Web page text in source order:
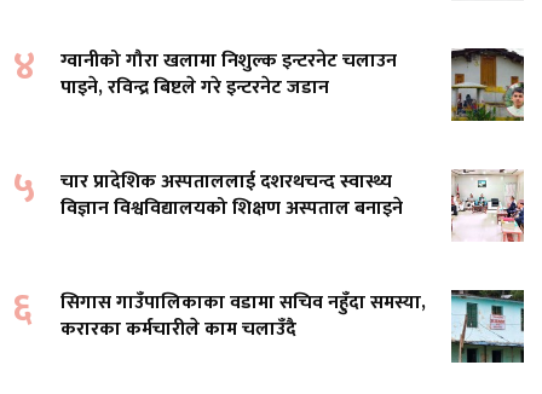
४
ग्वानीको गौरा खलामा निशुल्क इन्टरनेट चलाउन
पाइने, रविन्द्र बिष्टले गरे इन्टरनेट जडान
५
चार प्रादेशिक अस्पताललाई दशरथचन्द स्वास्थ्य
विज्ञान विश्वविद्यालयको शिक्षण अस्पताल बनाइने
६
सिगास गाउँपालिकाका वडामा सचिव नहुँदा समस्या,
करारका कर्मचारीले काम चलाउँदै